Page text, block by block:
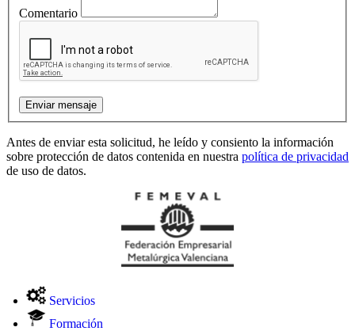
Comentario
Antes de enviar esta solicitud, he leído y consiento la información
sobre protección de datos contenida en nuestra política de privacidad
de uso de datos.
Servicios
Formación